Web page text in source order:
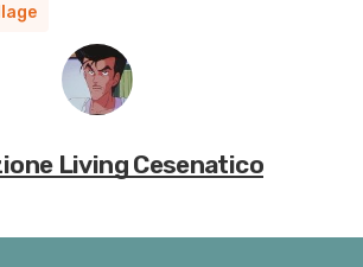
Living Cesenatico